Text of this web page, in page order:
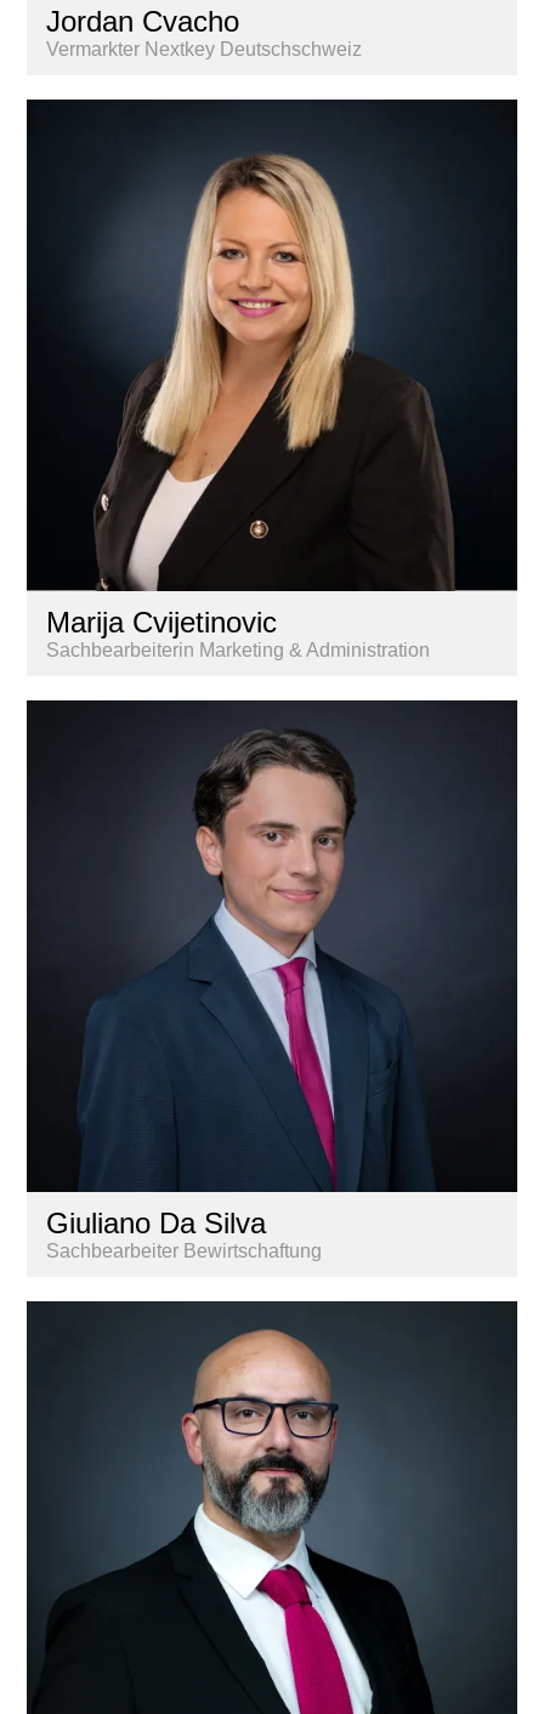
Jordan Cvacho
Vermarkter Nextkey Deutschschweiz
Marija Cvijetinovic
Sachbearbeiterin Marketing & Administration
Giuliano Da Silva
Sachbearbeiter Bewirtschaftung